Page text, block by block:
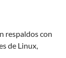
respaldos con
de Linux,